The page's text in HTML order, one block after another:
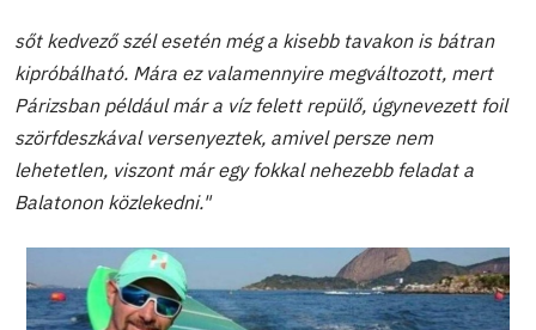
sőt kedvező szél esetén még a kisebb tavakon is bátran
kipróbálható. Mára ez valamennyire megváltozott, mert
Párizsban például már a víz felett repülő, úgynevezett foil
szörfdeszkával versenyeztek, amivel persze nem
lehetetlen, viszont már egy fokkal nehezebb feladat a
Balatonon közlekedni."